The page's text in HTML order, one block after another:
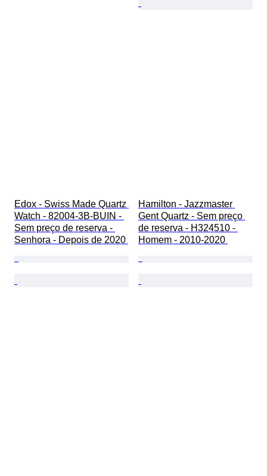
Edox - Swiss Made Quartz
Watch - 82004-3B-BUIN -
Sem preço de reserva -
Senhora - Depois de 2020
Hamilton - Jazzmaster
Gent Quartz - Sem preço
de reserva - H324510 -
Homem - 2010-2020